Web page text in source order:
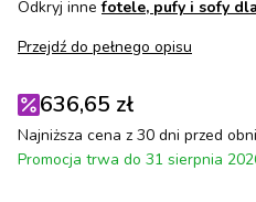
Odkryj innefotele, pufy i sofy
Przejdź do pełnego opisu
636,65 zł
Najniższa cena z 30 dni przed
Promocja trwa do 31 sierpnia